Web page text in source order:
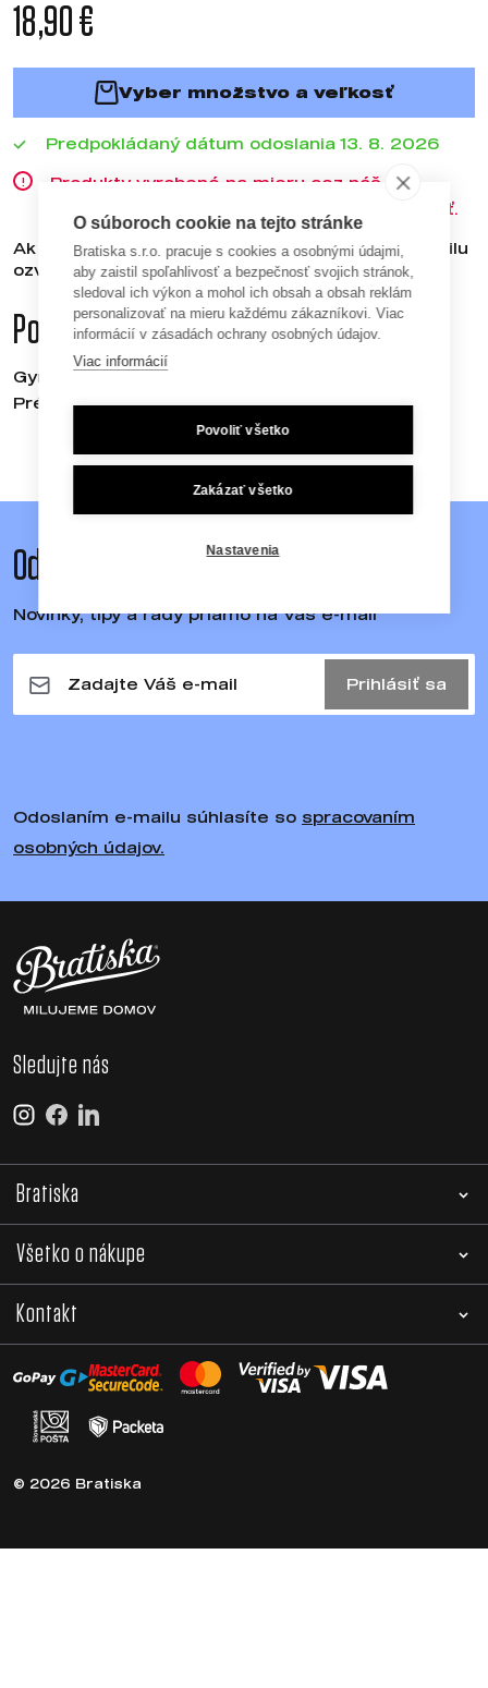
18,90 €
Vyber množstvo a veľkosť
Predpokládaný dátum odoslania 13. 8. 2026
Produkty vyrobené na mieru cez náš
konfigurátor nie je možné reklamovať a vrátiť.
Ak máte záujem o objednávku viac ako 10ks textilu
ozvite sa nám nabratiska@bratiska.sk
Popis produktu
Gymsack vyrobený zo 100 % organická bavlna.
Prémiová bavlna pre zvýšenú odolnosť.
Odoberajte newsletter
Novinky, tipy a rady priamo na Váš e-mail
Prihlásiť sa
Odoslaním e-mailu súhlasíte so spracovaním
osobných údajov.
Sledujte nás
Bratiska
Všetko o nákupe
Kontakt
© 2026 Bratiska
O súboroch cookie na tejto stránke
Bratiska s.r.o. pracuje s cookies a osobnými údajmi,
aby zaistil spoľahlivosť a bezpečnosť svojich stránok,
sledoval ich výkon a mohol ich obsah a obsah reklám
personalizovať na mieru každému zákazníkovi. Viac
informácií v zásadách ochrany osobných údajov.
Viac informácií
Povoliť všetko
Zakázať všetko
Nastavenia